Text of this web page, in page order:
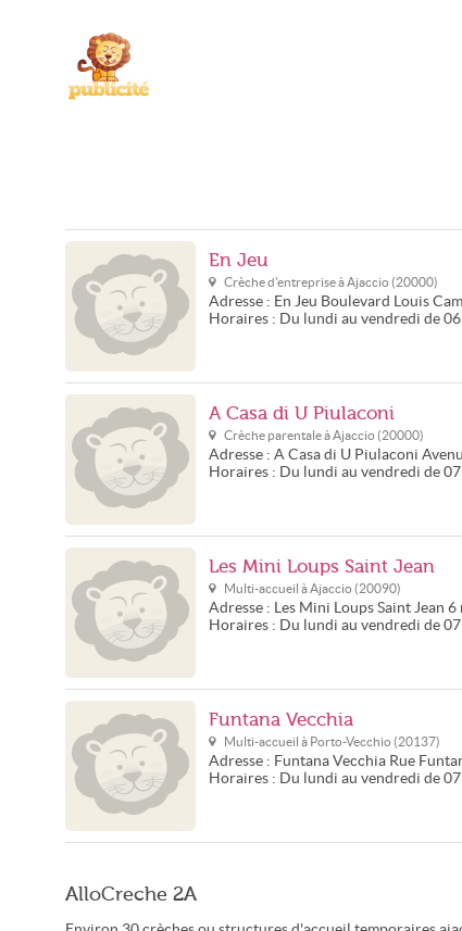
En Jeu
Crèche d'entreprise àAjaccio (20000)
Adresse : En Jeu Boulevard Louis
Horaires : Du lundi au vendredi de
A Casa di U Piulaconi
Crèche parentale àAjaccio (20000)
Adresse : A Casa di U Piulaconi
Horaires : Du lundi au vendredi de
Les Mini Loups Saint Jean
Multi-accueil àAjaccio (20090)
Adresse : Les Mini Loups Saint Jean 6
Horaires : Du lundi au vendredi de
Funtana Vecchia
Multi-accueil à Porto-Vecchio (20137)
Adresse : Funtana Vecchia Rue
Horaires : Du lundi au vendredi de
AlloCreche 2A